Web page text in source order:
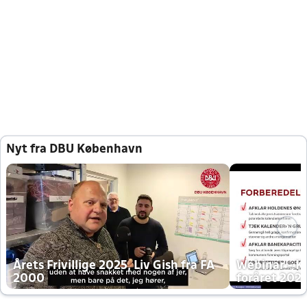
Nyt fra DBU København
Årets Frivillige 2025, Liv Gish fra FA
2000
Webinar -
foråret